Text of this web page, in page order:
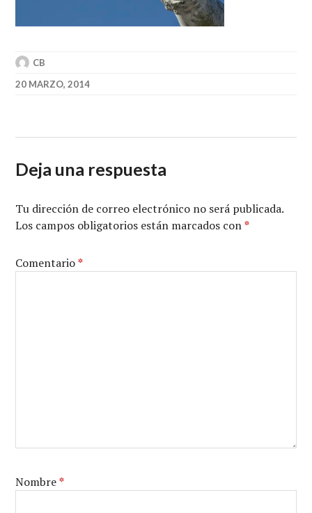
CB
20 MARZO, 2014
Deja una respuesta
Tu dirección de correo electrónico no será publicada.
Los campos obligatorios están marcados con*
Comentario*
Nombre*